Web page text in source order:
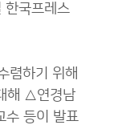
한국프레스
렴하기 위해
해 △연경남
수 등이 발표